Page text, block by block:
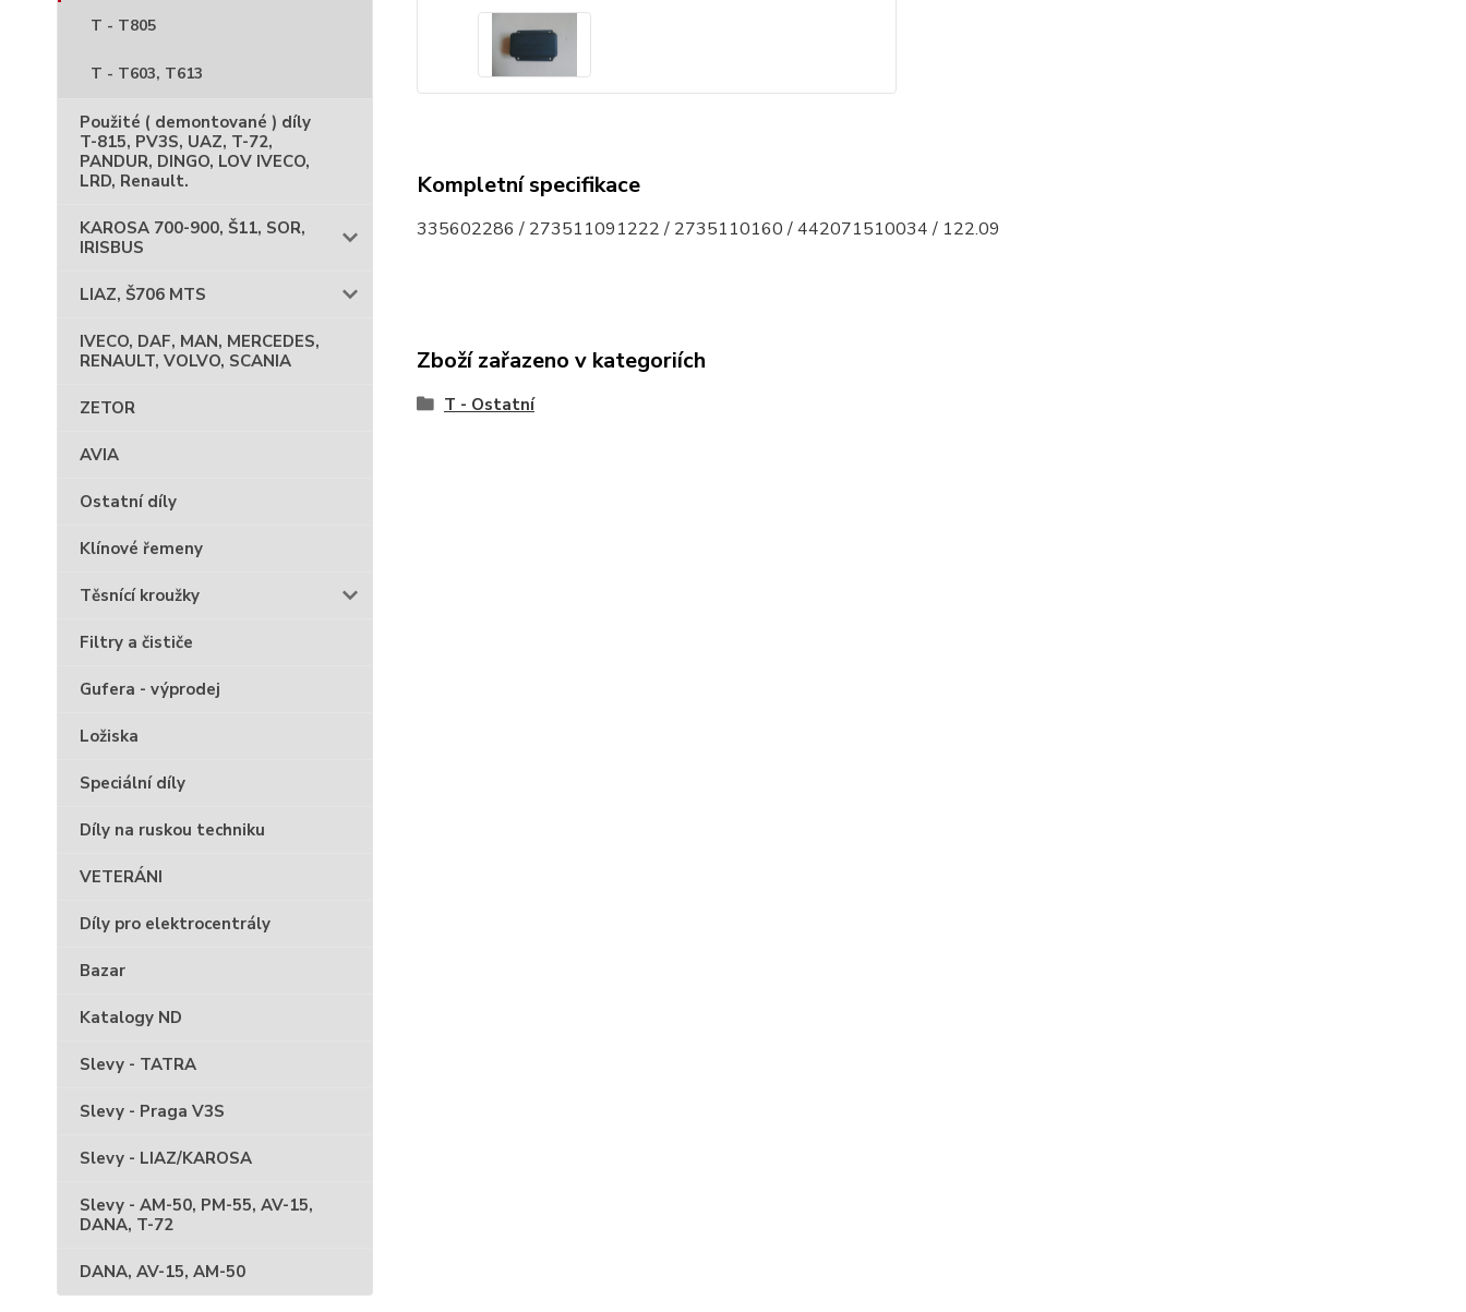
T - T805
T - T603, T613
Použité ( demontované ) díly
T-815, PV3S, UAZ, T-72,
PANDUR, DINGO, LOV IVECO,
LRD, Renault.
KAROSA 700-900, Š11, SOR,
IRISBUS
LIAZ, Š706 MTS
IVECO, DAF, MAN, MERCEDES,
RENAULT, VOLVO, SCANIA
ZETOR
AVIA
Ostatní díly
Klínové řemeny
Těsnící kroužky
Filtry a čističe
Gufera - výprodej
Ložiska
Speciální díly
Díly na ruskou techniku
VETERÁNI
Díly pro elektrocentrály
Bazar
Katalogy ND
Slevy - TATRA
Slevy - Praga V3S
Slevy - LIAZ/KAROSA
Slevy - AM-50, PM-55, AV-15,
DANA, T-72
DANA, AV-15, AM-50
Kompletní specifikace
335602286 / 273511091222 / 2735110160 / 442071510034 / 122.09
Zboží zařazeno v kategoriích
T - Ostatní